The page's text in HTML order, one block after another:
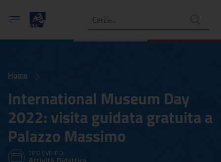
Ricerca
Home
International Museum Day
2022: visita guidata gratuita a
Palazzo Massimo
TIPO EVENTO: